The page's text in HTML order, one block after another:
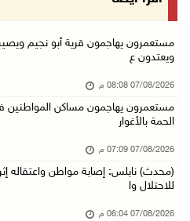
الرئاسة تدين الهجمات الصاروخية
07/آب/2026 02:19 م
مستعمرون ينفذون جولات
مستعمرون يهاجمون صهريجا للمياه
07/آب/2026 01:38 م
مستعمرون يهاجمون قرية أبو نجيم
ويعتدون ع
07/08/2026 08:08 م
مستعمرون يهاجمون مساكن المواطنين
الحمة بالأغوار
07/08/2026 07:09 م
(محدث) نابلس: إصابة مواطن واعتقاله
للاحتلال وا
07/08/2026 06:04 م